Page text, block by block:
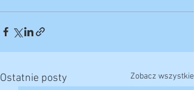
Ostatnie posty Zobacz wszystkie